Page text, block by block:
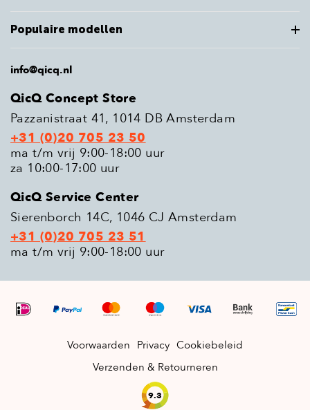
Populaire modellen
info@qicq.nl
QicQ Concept Store
Pazzanistraat 41, 1014 DB Amsterdam
+31 (0)20 705 23 50
ma t/m vrij 9:00-18:00 uur
za 10:00-17:00 uur
QicQ Service Center
Sierenborch 14C, 1046 CJ Amsterdam
+31 (0)20 705 23 51
ma t/m vrij 9:00-18:00 uur
Voorwaarden Privacy Cookiebeleid
Verzenden & Retourneren
9.3